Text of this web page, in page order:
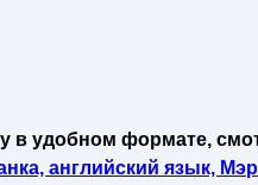
в удобном формате,
английский язык,